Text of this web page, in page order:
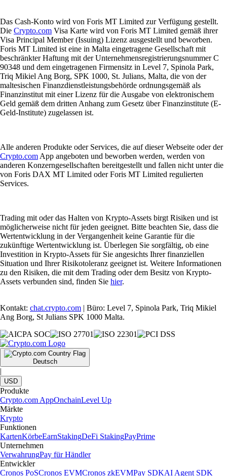
Das Cash-Konto wird von Foris MT Limited zur Verfügung gestellt.
Die Crypto.com Visa Karte wird von Foris MT Limited gemäß ihrer
Visa Principal Member (Issuing) Lizenz ausgestellt und beworben.
Foris MT Limited ist eine in Malta eingetragene Gesellschaft mit
beschränkter Haftung mit der Unternehmensregistrierungsnummer C
90348 und dem eingetragenen Firmensitz in Level 7, Spinola Park,
Triq Mikiel Ang Borg, SPK 1000, St. Julians, Malta, die von der
maltesischen Finanzdienstleistungsbehörde ordnungsgemäß als
Finanzinstitut mit einer Lizenz für die Ausgabe von elektronischem
Geld gemäß dem dritten Anhang zum Gesetz über Finanzinstitute (E-
Geld-Institute) zugelassen ist.
Alle anderen Produkte oder Services, die auf dieser Webseite oder der
Crypto.com App angeboten und beworben werden, werden von
anderen Konzerngesellschaften bereitgestellt und fallen nicht unter die
von Foris DAX MT Limited oder Foris MT Limited regulierten
Services.
Trading mit oder das Halten von Krypto-Assets birgt Risiken und ist
möglicherweise nicht für jeden geeignet. Bitte beachten Sie, dass die
Wertentwicklung in der Vergangenheit keine Garantie für die
zukünftige Wertentwicklung ist. Überlegen Sie sorgfältig, ob eine
Investition in Krypto-Assets für Sie angesichts Ihrer finanziellen
Situation und Ihrer Risikotoleranz geeignet ist. Weitere Informationen
zu den Risiken, die mit dem Trading oder dem Besitz von Krypto-
Assets verbunden sind, finden Sie hier.
Kontakt: chat.crypto.com | Büro: Level 7, Spinola Park, Triq Mikiel
Ang Borg, St Julians SPK 1000 Malta.
Deutsch
|
USD
Produkte
Crypto.com AppOnchainLevel Up
Märkte
Krypto
Funktionen
KartenKörbeEarnStakingDeFi StakingPayPrime
Unternehmen
VerwahrungPay für Händler
Entwickler
Cronos PoSCronos EVMCronos zkEVMPay SDKAI Agent SDK